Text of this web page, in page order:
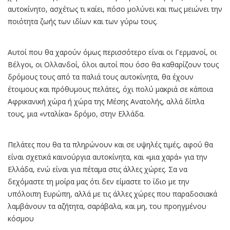
αυτοκίνητο, ασχέτως τι καίει, πόσο μολύνει και πως μειώνει την
ποιότητα ζωής των ιδίων και των γύρω τους.
Αυτοί που θα χαρούν όμως περισσότερο είναι οι Γερμανοί, οι
Βέλγοι, οι Ολλανδοί, όλοι αυτοί που όσο θα καθαρίζουν τους
δρόμους τους από τα παλιά τους αυτοκίνητα, θα έχουν
έτοιμους και πρόθυμους πελάτες, όχι πολύ μακριά σε κάποια
Αφρικανική χώρα ή χώρα της Μέσης Ανατολής, αλλά δίπλα
τους, μια «νταλίκα» δρόμο, στην Ελλάδα.
Πελάτες που θα τα πληρώνουν και σε υψηλές τιμές, αφού θα
είναι σχετικά καινούργια αυτοκίνητα, και «μια χαρά» για την
Ελλάδα, ενώ είναι για πέταμα στις άλλες χώρες. Σα να
δεχόμαστε τη μοίρα μας ότι δεν είμαστε το ίδιο με την
υπόλοιπη Ευρώπη, αλλά με τις άλλες χώρες που παραδοσιακά
λαμβάνουν τα αζήτητα, σαράβαλα, και μη, του προηγμένου
κόσμου